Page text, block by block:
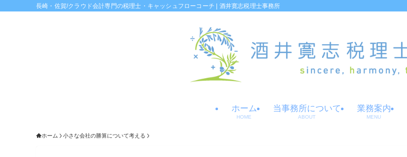
長崎・佐賀/クラウド会計専門の税理士・キャッシュフローコーチ | 酒井寛志税理士事務所
ホーム
HOME
当事務所について
ABOUT
業務案内
MENU
ホーム 小さな会社の勝算について考える